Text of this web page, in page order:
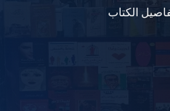
الكتاب